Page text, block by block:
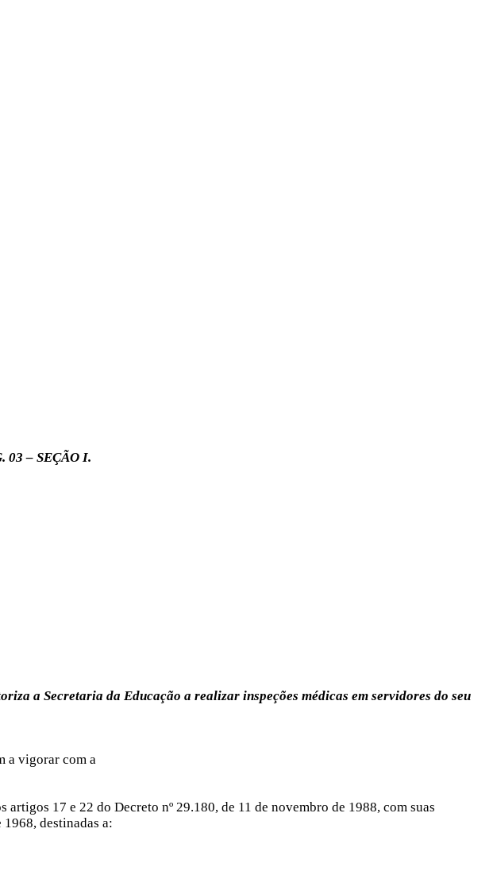
03 – SEÇÃO I.
a Secretaria da Educação a realizar inspeções médicas em servidores do seu
a vigorar com a
17 e 22 do Decreto nº 29.180, de 11 de novembro de 1988, com suas
destinadas a: